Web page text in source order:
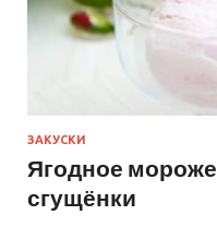
ЗАКУСКИ
Ягодное
сгущёнки